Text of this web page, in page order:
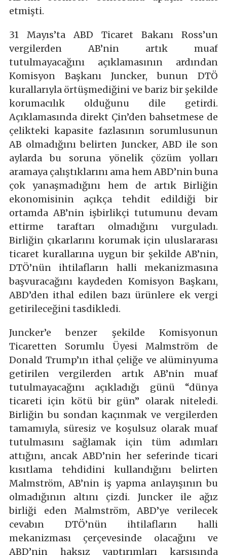
etmişti.
31 Mayıs’ta ABD Ticaret Bakanı Ross’un
vergilerden AB’nin artık muaf
tutulmayacağını açıklamasının ardından
Komisyon Başkanı Juncker, bunun DTÖ
kurallarıyla örtüşmediğini ve bariz bir şekilde
korumacılık olduğunu dile getirdi.
Açıklamasında direkt Çin’den bahsetmese de
çelikteki kapasite fazlasının sorumlusunun
AB olmadığını belirten Juncker, ABD ile son
aylarda bu soruna yönelik çözüm yolları
aramaya çalıştıklarını ama hem ABD’nin buna
çok yanaşmadığını hem de artık Birliğin
ekonomisinin açıkça tehdit edildiği bir
ortamda AB’nin işbirlikçi tutumunu devam
ettirme taraftarı olmadığını vurguladı.
Birliğin çıkarlarını korumak için uluslararası
ticaret kurallarına uygun bir şekilde AB’nin,
DTÖ’nün ihtilafların halli mekanizmasına
başvuracağını kaydeden Komisyon Başkanı,
ABD’den ithal edilen bazı ürünlere ek vergi
getirileceğini tasdikledi.
Juncker’e benzer şekilde Komisyonun
Ticaretten Sorumlu Üyesi Malmström de
Donald Trump’ın ithal çeliğe ve alüminyuma
getirilen vergilerden artık AB’nin muaf
tutulmayacağını açıkladığı günü “dünya
ticareti için kötü bir gün” olarak niteledi.
Birliğin bu sondan kaçınmak ve vergilerden
tamamıyla, süresiz ve koşulsuz olarak muaf
tutulmasını sağlamak için tüm adımları
attığını, ancak ABD’nin her seferinde ticari
kısıtlama tehdidini kullandığını belirten
Malmström, AB’nin iş yapma anlayışının bu
olmadığının altını çizdi. Juncker ile ağız
birliği eden Malmström, ABD’ye verilecek
cevabın DTÖ’nün ihtilafların halli
mekanizması çerçevesinde olacağını ve
ABD’nin haksız yaptırımları karşısında